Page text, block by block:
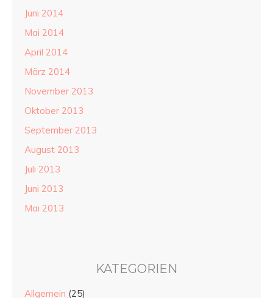
Juni 2014
Mai 2014
April 2014
März 2014
November 2013
Oktober 2013
September 2013
August 2013
Juli 2013
Juni 2013
Mai 2013
KATEGORIEN
Allgemein (25)